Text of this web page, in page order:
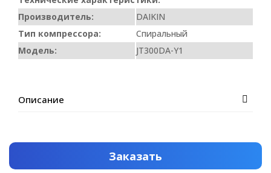
Производитель:
DAIKIN
Тип компрессора:
Спиральный
Модель:
JT300DA-Y1
Описание
Заказать